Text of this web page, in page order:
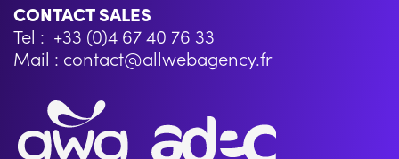
CONTACT SALES
Tel : +33 (0)4 67 40 76 33
Mail : contact@allwebagency.fr